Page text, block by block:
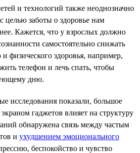
и технологий также неоднозначно
целью заботы о здоровье нам
Кажется, что у взрослых должно
самостоятельно снижать
физического здоровья, например,
телефон и лечь спать, чтобы
дню.
исследования показали, большое
гаджетов влияет на структуру
обнаружена связь между частым
и ухудшением эмоционального
беспокойство и чувство